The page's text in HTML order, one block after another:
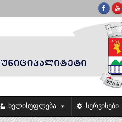
ხელისუფლება სერვისები